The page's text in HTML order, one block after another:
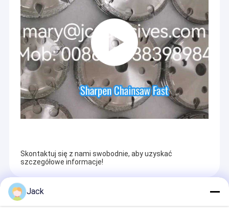
Skontaktuj się z nami swobodnie, aby uzyskać
szczegółowe informacje!
Recommended Products
Jack